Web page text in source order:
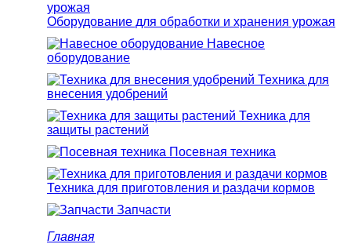
Оборудование для обработки и хранения урожая
Навесное
оборудование
Техника для
внесения удобрений
Техника для
защиты растений
Посевная техника
Техника для приготовления и раздачи кормов
Запчасти
Главная